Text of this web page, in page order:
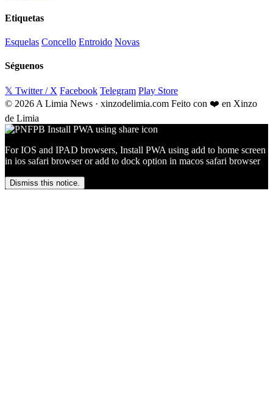
Etiquetas
Esquelas Concello Entroido Novas
Séguenos
𝕏 Twitter / X Facebook Telegram Play Store
© 2026 A Limia News · xinzodelimia.com Feito con ❤️ en Xinzo
de Limia
For IOS and IPAD browsers, Install PWA using add to home screen
in ios safari browser or add to dock option in macos safari browser
Dismiss this notice.